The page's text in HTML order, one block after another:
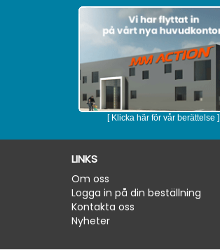
[ Klicka här för vår berättelse ]
LINKS
Om oss
Logga in på din beställning
Kontakta oss
Nyheter